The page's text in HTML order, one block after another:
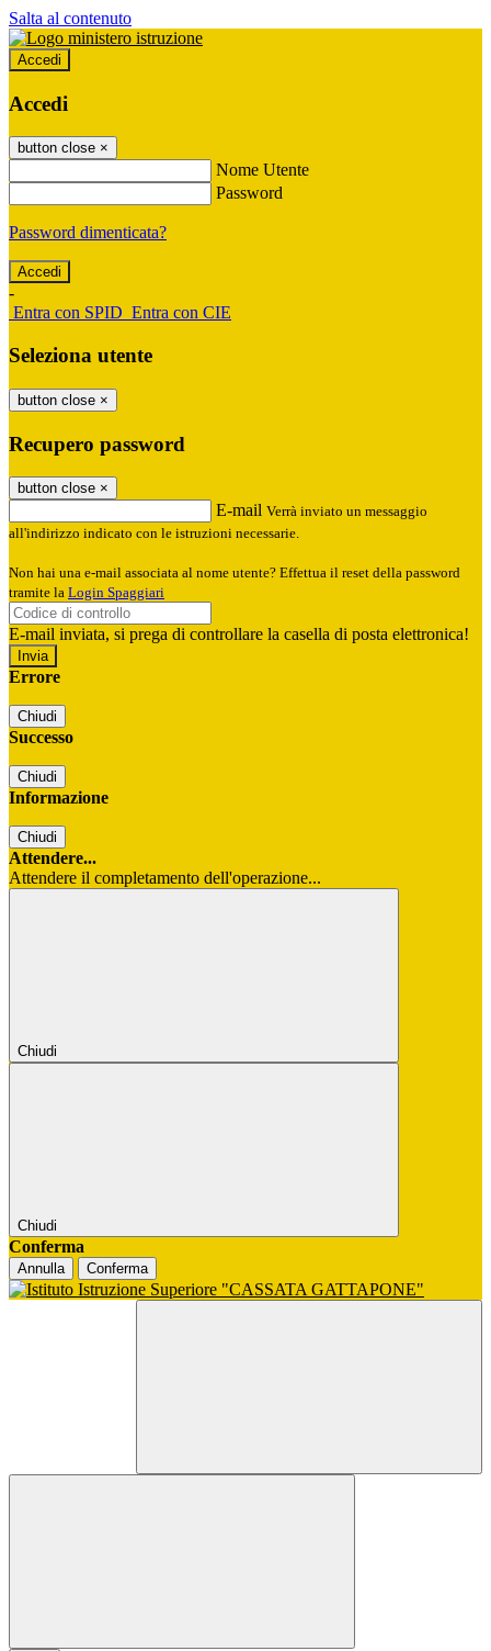
Salta al contenuto
Accedi
Accedi
button close ×
Nome Utente
Password
Password dimenticata?
-
Entra con SPID Entra con CIE
Seleziona utente
button close ×
Recupero password
button close ×
E-mail Verrà inviato un messaggio
all'indirizzo indicato con le istruzioni necessarie.
Non hai una e-mail associata al nome utente? Effettua il reset della password
tramite la Login Spaggiari
E-mail inviata, si prega di controllare la casella di posta elettronica!
Errore
Chiudi
Successo
Chiudi
Informazione
Chiudi
Attendere...
Attendere il completamento dell'operazione...
Chiudi
Chiudi
Conferma
Annulla Conferma